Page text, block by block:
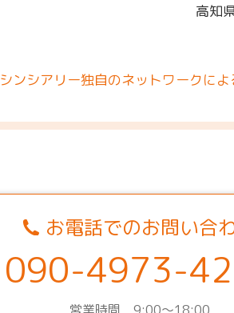
高知
シンシアリー独自のネットワークに
お電話でのお問い合
090-4973-
営業時間 9:00～18:00